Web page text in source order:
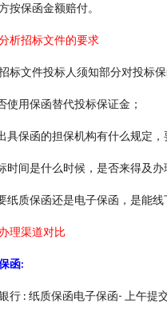
按保函金额赔付。
析招标文件的要求
标文件投标人须知部分对投标
使用保函替代投标保证金；
具保函的担保机构有什么规定
时间是什么时候，是否来得及办
纸质保函还是电子保函，是能线
理渠道对比
函:
行 : 纸质保函电子保函- 上午提